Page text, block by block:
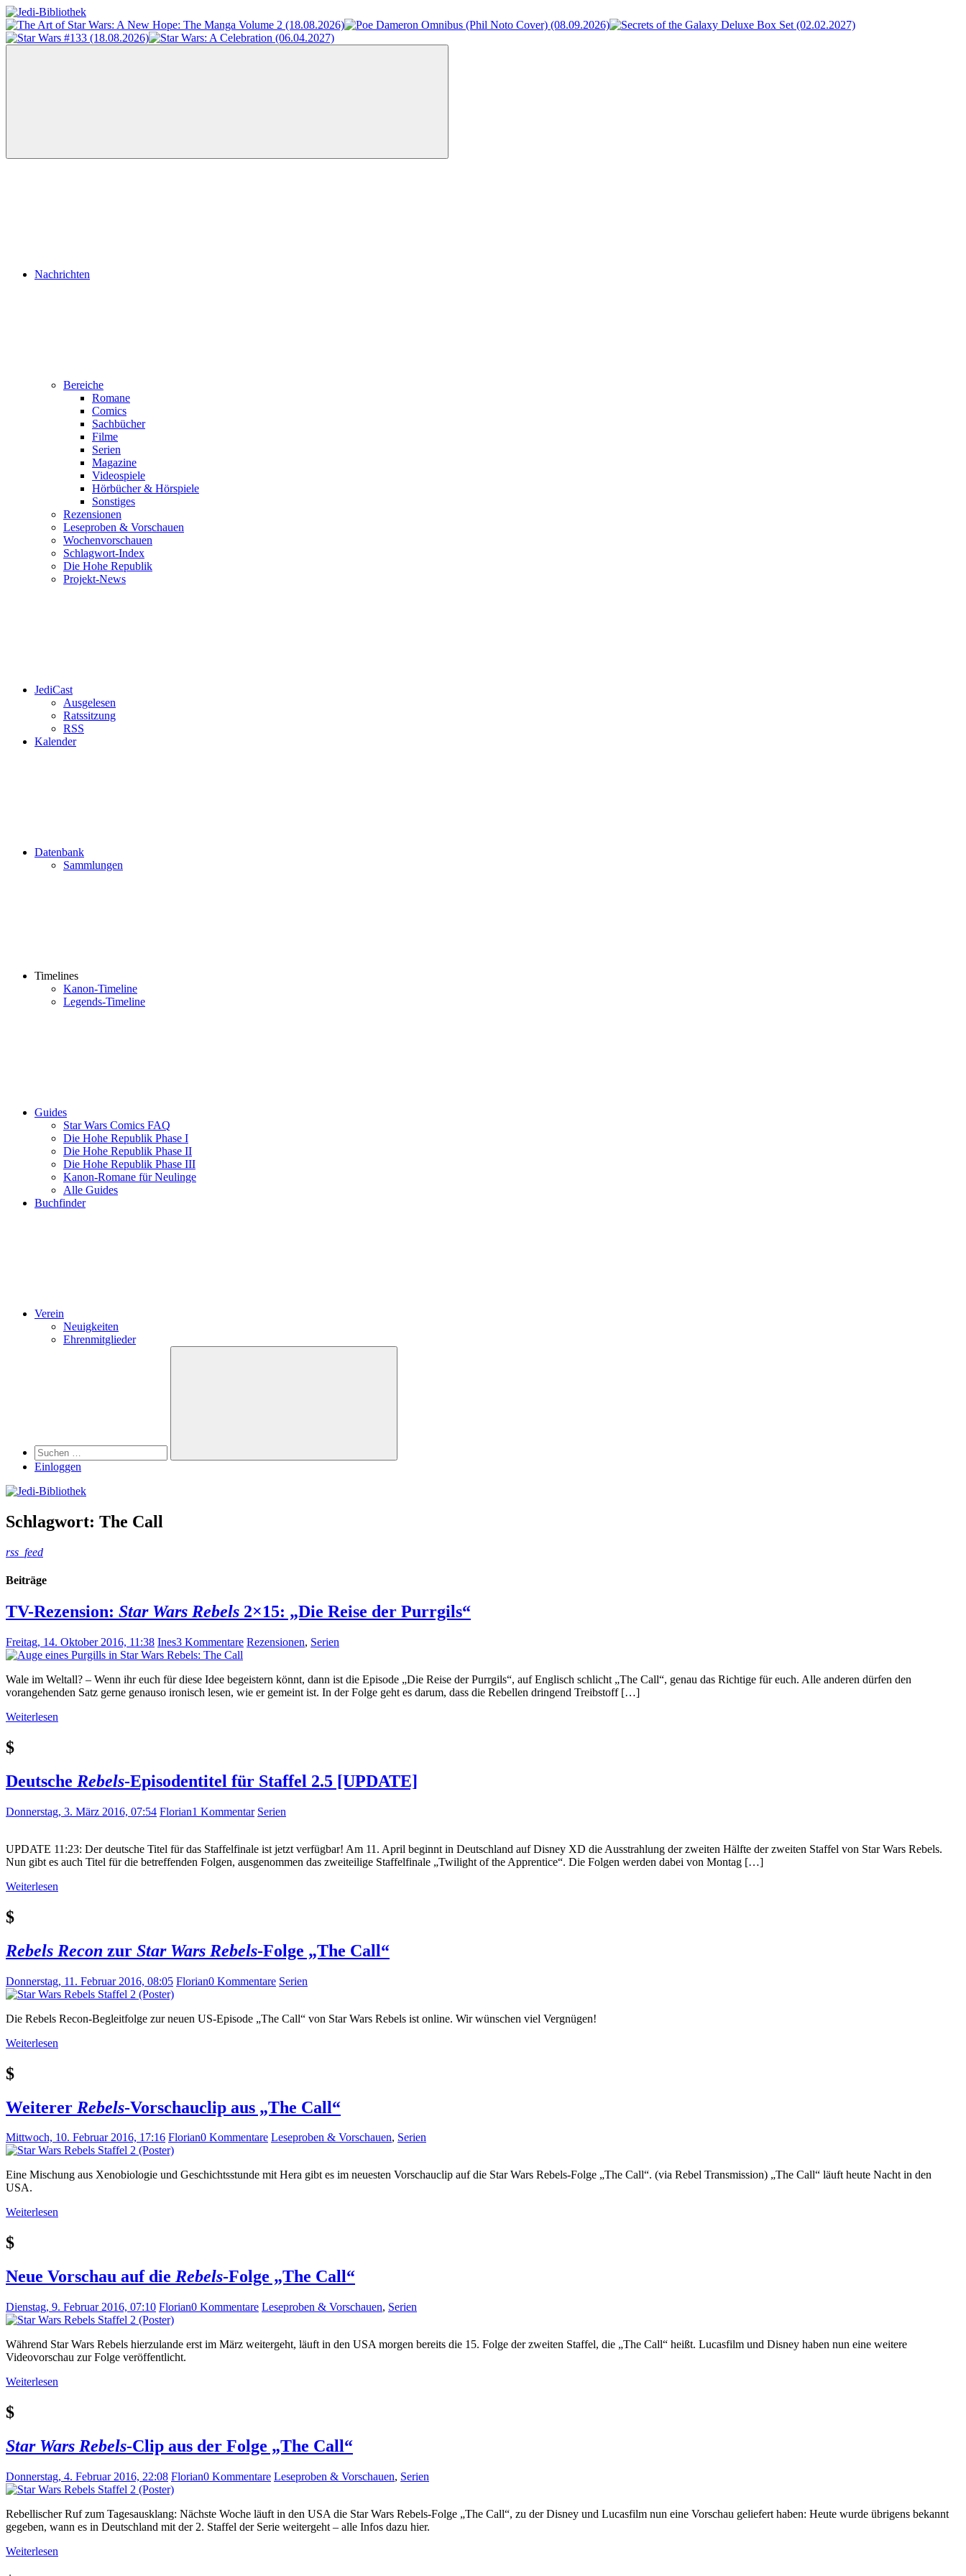
Zum
Inhalt
springen
Jedi-
Bibliothek
Das
Portal
Menü
Nachrichten
Bereiche
Romane
Comics
Sachbücher
Filme
Serien
Magazine
Videospiele
Hörbücher & Hörspiele
Sonstiges
Rezensionen
Leseproben & Vorschauen
Wochenvorschauen
Schlagwort-Index
Die Hohe Republik
Projekt-News
JediCast
Ausgelesen
Ratssitzung
RSS
Kalender
Datenbank
Sammlungen
Timelines
Kanon-Timeline
Legends-Timeline
Guides
Star Wars Comics FAQ
Die Hohe Republik Phase I
Die Hohe Republik Phase II
Die Hohe Republik Phase III
Kanon-Romane für Neulinge
Alle Guides
Buchfinder
Verein
Neuigkeiten
Ehrenmitglieder
Suchen
Einloggen
Schlagwort: The Call
rss_feed
Beiträge
TV-Rezension: Star Wars Rebels 2×15: „Die Reise der Purrgils“
Freitag, 14. Oktober 2016, 11:38 Ines3 Kommentare Rezensionen, Serien
Wale im Weltall? – Wenn ihr euch für diese Idee begeistern könnt, dann ist die Episode „Die Reise der Purrgils“, auf Englisch schlicht „The Call“, genau das Richtige für euch. Alle anderen dürfen den
vorangehenden Satz gerne genauso ironisch lesen, wie er gemeint ist. In der Folge geht es darum, dass die Rebellen dringend Treibstoff […]
Weiterlesen
$
Deutsche Rebels-Episodentitel für Staffel 2.5 [UPDATE]
Donnerstag, 3. März 2016, 07:54 Florian1 Kommentar Serien
UPDATE 11:23: Der deutsche Titel für das Staffelfinale ist jetzt verfügbar! Am 11. April beginnt in Deutschland auf Disney XD die Ausstrahlung der zweiten Hälfte der zweiten Staffel von Star Wars Rebels.
Nun gibt es auch Titel für die betreffenden Folgen, ausgenommen das zweiteilige Staffelfinale „Twilight of the Apprentice“. Die Folgen werden dabei von Montag […]
Weiterlesen
$
Rebels Recon zur Star Wars Rebels-Folge „The Call“
Donnerstag, 11. Februar 2016, 08:05 Florian0 Kommentare Serien
Die Rebels Recon-Begleitfolge zur neuen US-Episode „The Call“ von Star Wars Rebels ist online. Wir wünschen viel Vergnügen!
Weiterlesen
$
Weiterer Rebels-Vorschauclip aus „The Call“
Mittwoch, 10. Februar 2016, 17:16 Florian0 Kommentare Leseproben & Vorschauen, Serien
Eine Mischung aus Xenobiologie und Geschichtsstunde mit Hera gibt es im neuesten Vorschauclip auf die Star Wars Rebels-Folge „The Call“. (via Rebel Transmission) „The Call“ läuft heute Nacht in den
USA.
Weiterlesen
$
Neue Vorschau auf die Rebels-Folge „The Call“
Dienstag, 9. Februar 2016, 07:10 Florian0 Kommentare Leseproben & Vorschauen, Serien
Während Star Wars Rebels hierzulande erst im März weitergeht, läuft in den USA morgen bereits die 15. Folge der zweiten Staffel, die „The Call“ heißt. Lucasfilm und Disney haben nun eine weitere
Videovorschau zur Folge veröffentlicht.
Weiterlesen
$
Star Wars Rebels-Clip aus der Folge „The Call“
Donnerstag, 4. Februar 2016, 22:08 Florian0 Kommentare Leseproben & Vorschauen, Serien
Rebellischer Ruf zum Tagesausklang: Nächste Woche läuft in den USA die Star Wars Rebels-Folge „The Call“, zu der Disney und Lucasfilm nun eine Vorschau geliefert haben: Heute wurde übrigens bekannt
gegeben, wann es in Deutschland mit der 2. Staffel der Serie weitergeht – alle Infos dazu hier.
Weiterlesen